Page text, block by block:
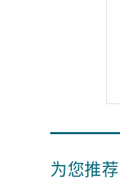
为您推荐